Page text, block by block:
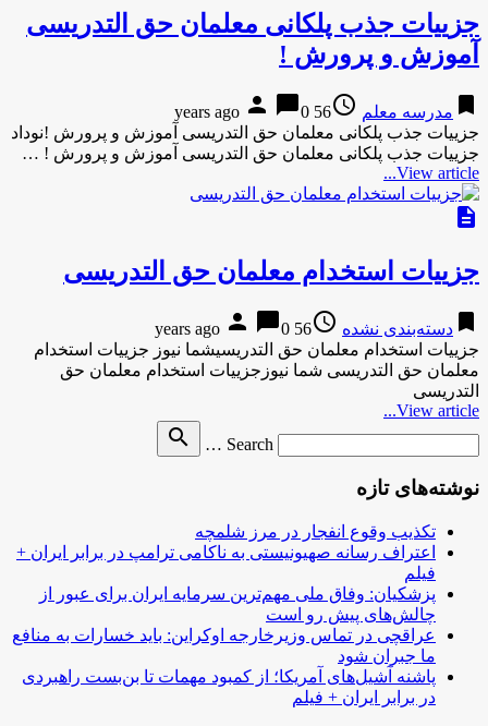
جزییات جذب پلکانی معلمان حق التدریسی‌
آموزش و پرورش !
bookmark مدرسه معلم access_time
56 years ago
person chat_bubble0
جزییات جذب پلکانی معلمان حق التدریسی‌ آموزش و پرورش !نوداد
جزییات جذب پلکانی معلمان حق التدریسی‌ آموزش و پرورش ! …
View article...
description
جزییات استخدام معلمان حق التدریسی
bookmark دسته‌بندی نشده access_time
56 years ago
person chat_bubble0
جزییات استخدام معلمان حق التدریسیشما نیوز جزییات استخدام
معلمان حق التدریسی شما نیوزجزییات استخدام معلمان حق
التدریسی
View article...
Search …
search
نوشته‌های تازه
تکذیب وقوع انفجار در مرز شلمچه
اعتراف رسانه صهیونیستی به ناکامی ترامپ در برابر ایران +
فیلم
پزشکیان: وفاق ملی مهم‌ترین سرمایه ایران برای عبور از
چالش‌های پیش رو است
عراقچی در تماس وزیرخارجه اوکراین: باید خسارات به منافع
ما جبران شود
پاشنه آشیل‌های آمریکا؛ از کمبود مهمات تا بن‌بست راهبردی
در برابر ایران + فیلم